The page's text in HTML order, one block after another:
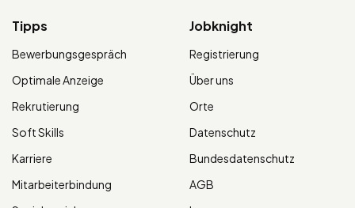
Tipps
Bewerbungsgespräch
Optimale Anzeige
Rekrutierung
Soft Skills
Karriere
Mitarbeiterbindung
Jobknight
Registrierung
Über uns
Orte
Datenschutz
Bundesdatenschutz
AGB